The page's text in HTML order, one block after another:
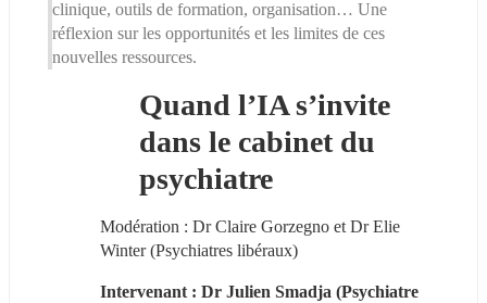
clinique, outils de formation, organisation… Une
réflexion sur les opportunités et les limites de ces
nouvelles ressources.
Quand l’IA s’invite
dans le cabinet du
psychiatre
Modération : Dr Claire Gorzegno et Dr Elie
Winter (Psychiatres libéraux)
Intervenant : Dr Julien Smadja (Psychiatre